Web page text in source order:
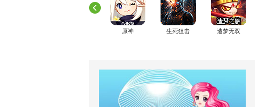
原神 生死狙击 造梦无双